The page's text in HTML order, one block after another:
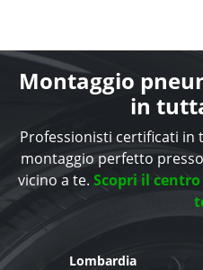
Montaggio
in
Professionisti certificati in
montaggio perfetto
vicino a te. Scopri il
Lombardia